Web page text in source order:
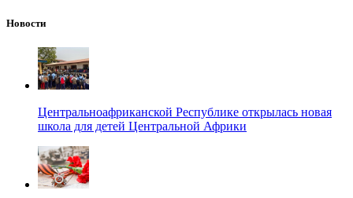
Новости
Центральноафриканской Республике открылась новая
школа для детей Центральной Африки